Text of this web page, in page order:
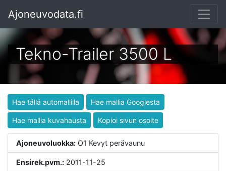
Ajoneuvodata.fi
Tekno-Trailer 3500 L
Hae tällä automallilla Hae mallia Googlesta
Hae mallia kuvahausta Kopioi sivun osoite
Ajoneuvoluokka: O1 Kevyt perävaunu
Ensirek.pvm.: 2011-11-25